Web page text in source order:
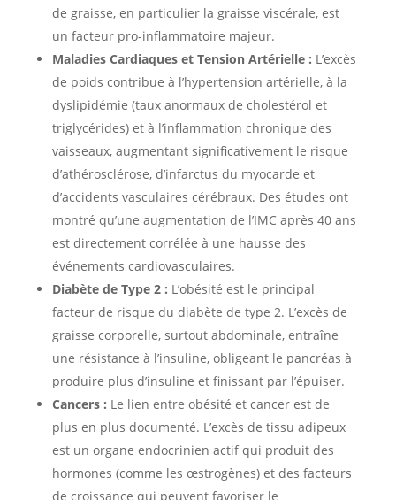
de graisse, en particulier la graisse viscérale, est
un facteur pro-inflammatoire majeur.
Maladies Cardiaques et Tension Artérielle : L’excès
de poids contribue à l’hypertension artérielle, à la
dyslipidémie (taux anormaux de cholestérol et
triglycérides) et à l’inflammation chronique des
vaisseaux, augmentant significativement le risque
d’athérosclérose, d’infarctus du myocarde et
d’accidents vasculaires cérébraux. Des études ont
montré qu’une augmentation de l’IMC après 40 ans
est directement corrélée à une hausse des
événements cardiovasculaires.
Diabète de Type 2 : L’obésité est le principal
facteur de risque du diabète de type 2. L’excès de
graisse corporelle, surtout abdominale, entraîne
une résistance à l’insuline, obligeant le pancréas à
produire plus d’insuline et finissant par l’épuiser.
Cancers : Le lien entre obésité et cancer est de
plus en plus documenté. L’excès de tissu adipeux
est un organe endocrinien actif qui produit des
hormones (comme les œstrogènes) et des facteurs
de croissance qui peuvent favoriser le